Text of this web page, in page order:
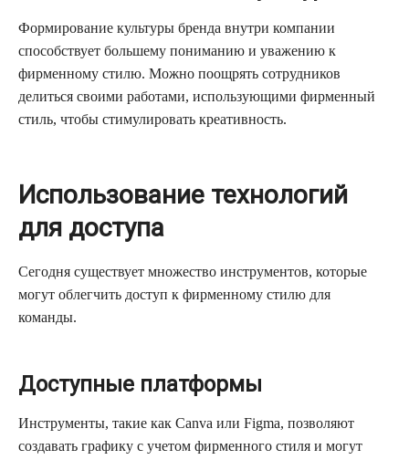
Формирование культуры бренда внутри компании
способствует большему пониманию и уважению к
фирменному стилю. Можно поощрять сотрудников
делиться своими работами, использующими фирменный
стиль, чтобы стимулировать креативность.
Использование технологий
для доступа
Сегодня существует множество инструментов, которые
могут облегчить доступ к фирменному стилю для
команды.
Доступные платформы
Инструменты, такие как Canva или Figma, позволяют
создавать графику с учетом фирменного стиля и могут